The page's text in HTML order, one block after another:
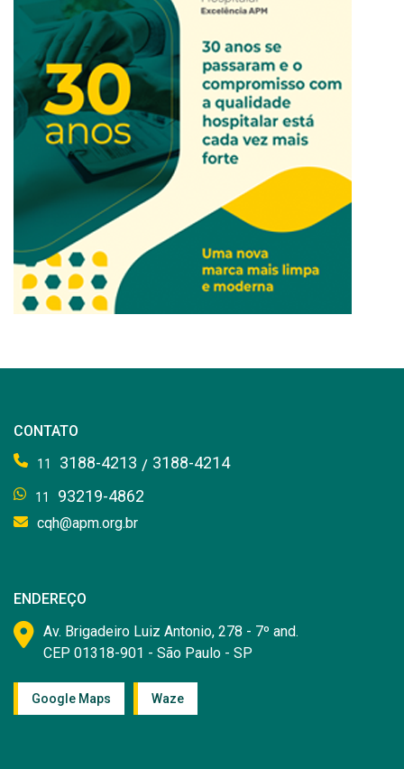
CONTATO
11 3188-4213 / 3188-4214
11 93219-4862
cqh@apm.org.br
ENDEREÇO
Av. Brigadeiro Luiz Antonio, 278 - 7º and.
CEP 01318-901 - São Paulo - SP
Google Maps Waze